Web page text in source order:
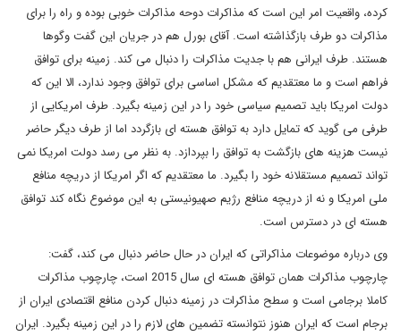
کرده، واقعیت امر این است که مذاکرات دوحه مذاکرات خوبی بوده و راه را برای
مذاکرات دو طرف بازگذاشته است. آقای بورل هم در جریان این گفت وگوها
هستند. طرف ایرانی هم با جدیت مذاکرات را دنبال می کند. زمینه برای توافق
فراهم است و ما معتقدیم که مشکل اساسی برای توافق وجود ندارد، الا این که
دولت امریکا باید تصمیم سیاسی خود را در این زمینه بگیرد. طرف امریکایی از
طرفی می گوید که تمایل دارد به توافق هسته ای بازگردد اما از طرف دیگر حاضر
نیست هزینه های بازگشت به توافق را بپردازد. به نظر می رسد دولت امریکا نمی
تواند تصمیم مستقلانه خود را بگیرد. ما معتقدیم که اگر امریکا از دریچه منافع
ملی امریکا و نه از دریچه منافع رژیم صهیونیستی به این موضوع نگاه کند توافق
هسته ای در دسترس است.
وی درباره موضوعات مذاکراتی که ایران در حال حاضر دنبال می کند، گفت:
چارچوب مذاکرات همان توافق هسته ای سال 2015 است، چارچوب مذاکرات
کاملا برجامی است و سطح مذاکرات در زمینه دنبال کردن منافع اقتصادی ایران از
برجام است که ایران هنوز نتوانسته تضمین های لازم را در این زمینه بگیرد. ایران